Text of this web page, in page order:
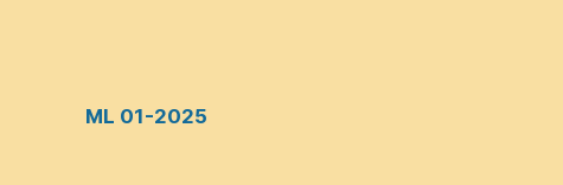
ML 01-2025